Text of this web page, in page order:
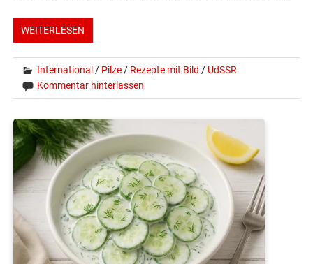
WEITERLESEN
International / Pilze / Rezepte mit Bild / UdSSR
Kommentar hinterlassen